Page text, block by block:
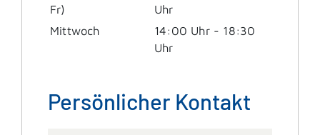
Fr)
Uhr
Mittwoch
14:00 Uhr- 18:30
Uhr
Persönlicher Kontakt